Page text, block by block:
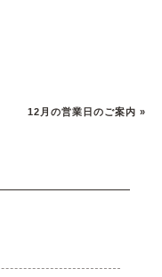
12月の営業日のご案内 »